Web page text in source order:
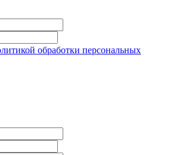
обработки персональных